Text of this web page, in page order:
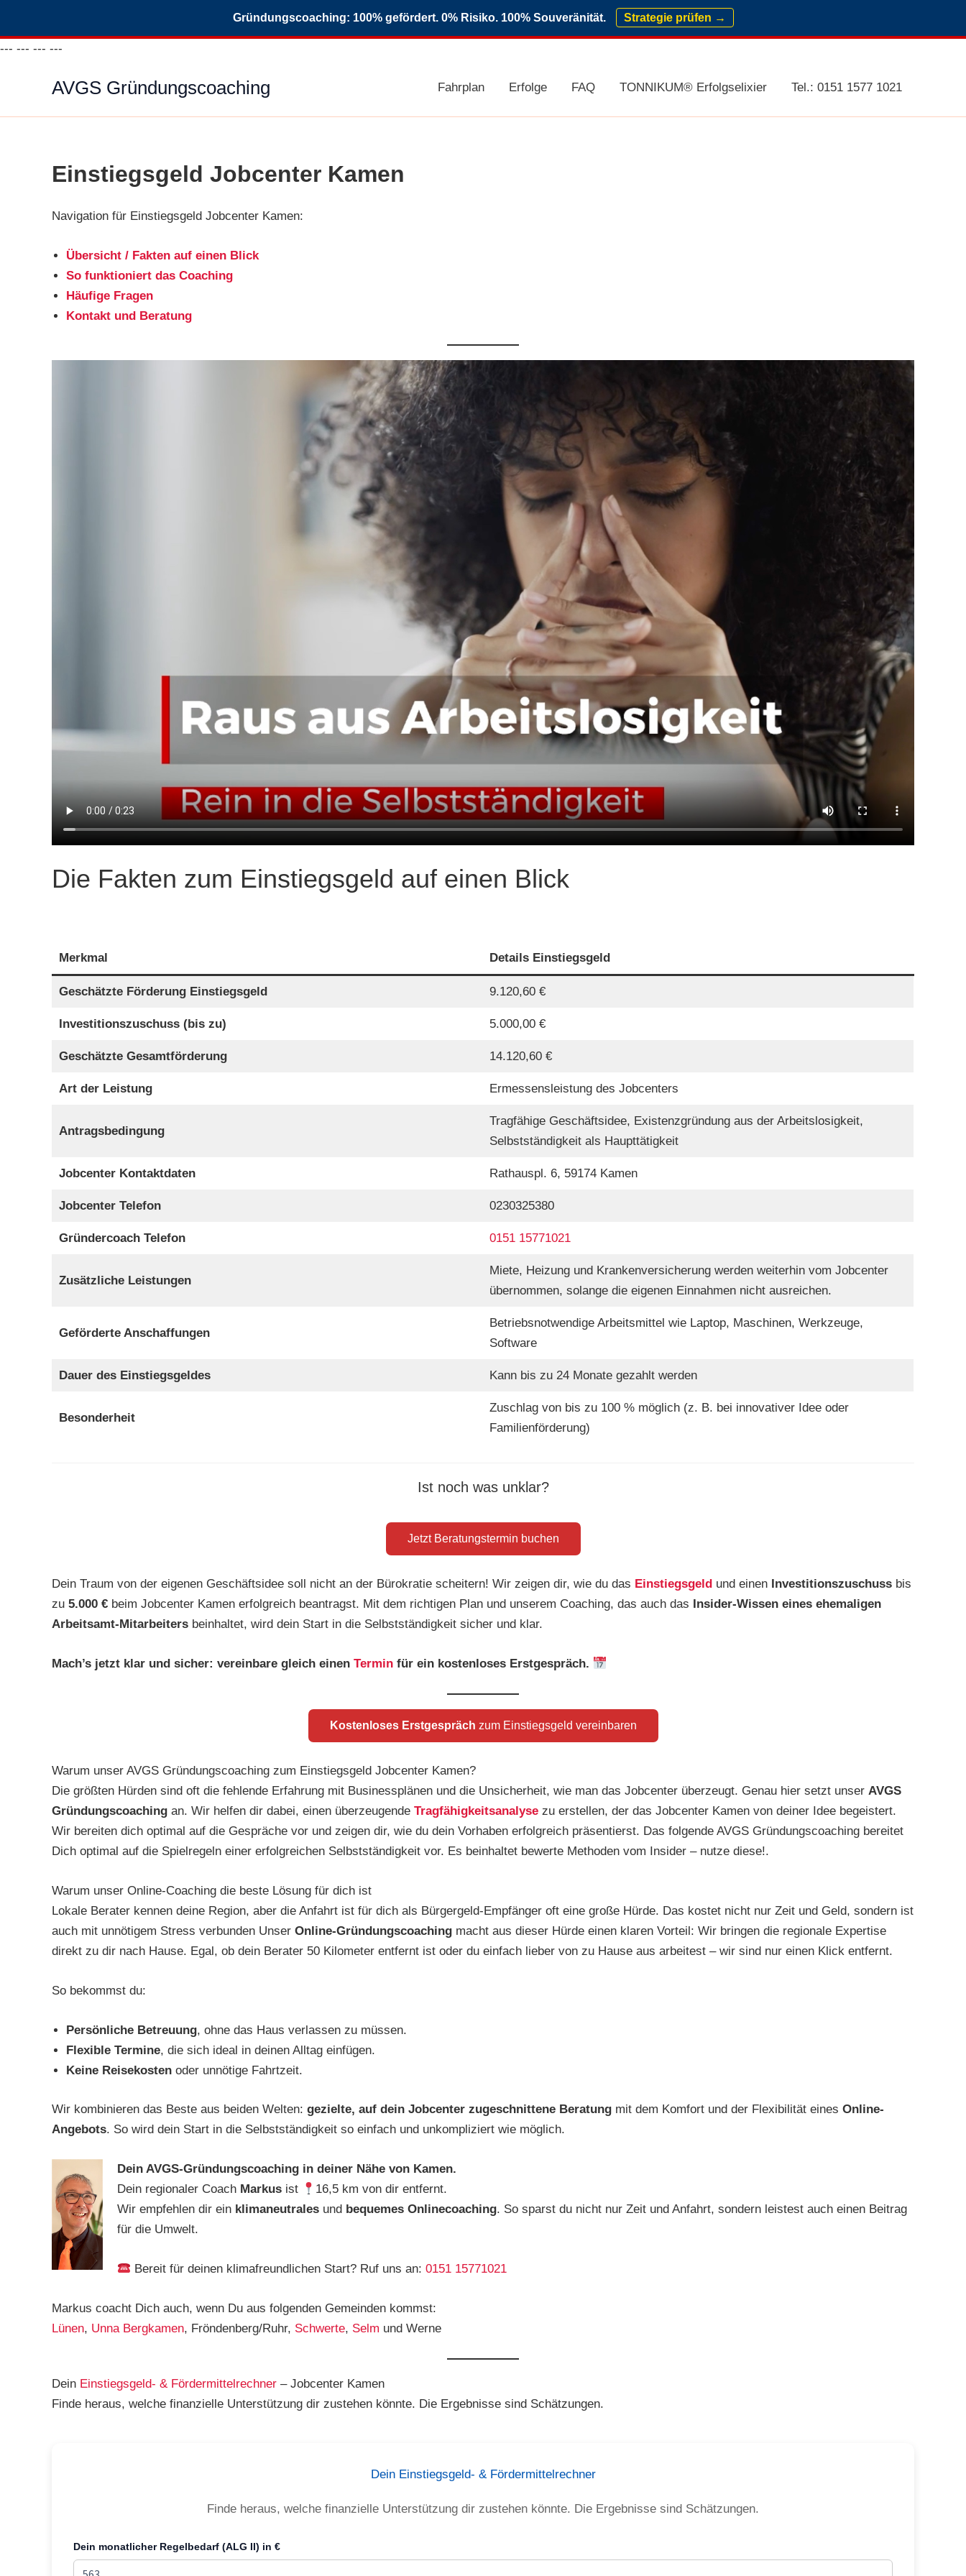
Gründungscoaching: 100% gefördert. 0% Risiko. 100% Souveränität. Strategie prüfen →
--- --- --- ---
springen
AVGS Gründungscoaching Fahrplan Erfolge FAQ TONNIKUM® Erfolgselixier Tel.: 0151 1577 1021
Einstiegsgeld Jobcenter Kamen
Navigation für Einstiegsgeld Jobcenter Kamen:
Übersicht / Fakten auf einen Blick
So funktioniert das Coaching
Häufige Fragen
Kontakt und Beratung
Die Fakten zum Einstiegsgeld auf einen Blick
Merkmal Details Einstiegsgeld
Geschätzte Förderung Einstiegsgeld 9.120,60 €
Investitionszuschuss (bis zu) 5.000,00 €
Geschätzte Gesamtförderung 14.120,60 €
Art der Leistung Ermessensleistung des Jobcenters
Antragsbedingung
Tragfähige Geschäftsidee, Existenzgründung aus der Arbeitslosigkeit,
Selbstständigkeit als Haupttätigkeit
Jobcenter Kontaktdaten Rathauspl. 6, 59174 Kamen
Jobcenter Telefon 0230325380
Gründercoach Telefon 0151 15771021
Zusätzliche Leistungen
Miete, Heizung und Krankenversicherung werden weiterhin vom Jobcenter
übernommen, solange die eigenen Einnahmen nicht ausreichen.
Geförderte Anschaffungen
Betriebsnotwendige Arbeitsmittel wie Laptop, Maschinen, Werkzeuge,
Software
Dauer des Einstiegsgeldes Kann bis zu 24 Monate gezahlt werden
Besonderheit
Zuschlag von bis zu 100 % möglich (z. B. bei innovativer Idee oder
Familienförderung)
Ist noch was unklar?
Jetzt Beratungstermin buchen
Dein Traum von der eigenen Geschäftsidee soll nicht an der Bürokratie scheitern! Wir zeigen dir, wie du das Einstiegsgeld und einen Investitionszuschuss bis
zu 5.000 € beim Jobcenter Kamen erfolgreich beantragst. Mit dem richtigen Plan und unserem Coaching, das auch das Insider-Wissen eines ehemaligen
Arbeitsamt-Mitarbeiters beinhaltet, wird dein Start in die Selbstständigkeit sicher und klar.
Mach’s jetzt klar und sicher: vereinbare gleich einen Termin für ein kostenloses Erstgespräch.
Kostenloses Erstgespräch zum Einstiegsgeld vereinbaren
Warum unser AVGS Gründungscoaching zum Einstiegsgeld Jobcenter Kamen?
Die größten Hürden sind oft die fehlende Erfahrung mit Businessplänen und die Unsicherheit, wie man das Jobcenter überzeugt. Genau hier setzt unser AVGS
Gründungscoaching an. Wir helfen dir dabei, einen überzeugende Tragfähigkeitsanalyse zu erstellen, der das Jobcenter Kamen von deiner Idee begeistert.
Wir bereiten dich optimal auf die Gespräche vor und zeigen dir, wie du dein Vorhaben erfolgreich präsentierst. Das folgende AVGS Gründungscoaching bereitet
Dich optimal auf die Spielregeln einer erfolgreichen Selbstständigkeit vor. Es beinhaltet bewerte Methoden vom Insider – nutze diese!.
Warum unser Online-Coaching die beste Lösung für dich ist
Lokale Berater kennen deine Region, aber die Anfahrt ist für dich als Bürgergeld-Empfänger oft eine große Hürde. Das kostet nicht nur Zeit und Geld, sondern ist
auch mit unnötigem Stress verbunden Unser Online-Gründungscoaching macht aus dieser Hürde einen klaren Vorteil: Wir bringen die regionale Expertise
direkt zu dir nach Hause. Egal, ob dein Berater 50 Kilometer entfernt ist oder du einfach lieber von zu Hause aus arbeitest – wir sind nur einen Klick entfernt.
So bekommst du:
Persönliche Betreuung, ohne das Haus verlassen zu müssen.
Flexible Termine, die sich ideal in deinen Alltag einfügen.
Keine Reisekosten oder unnötige Fahrtzeit.
Wir kombinieren das Beste aus beiden Welten: gezielte, auf dein Jobcenter zugeschnittene Beratung mit dem Komfort und der Flexibilität eines Online-
Angebots. So wird dein Start in die Selbstständigkeit so einfach und unkompliziert wie möglich.
Dein AVGS-Gründungscoaching in deiner Nähe von Kamen.
Dein regionaler Coach Markus ist
16,5 km von dir entfernt.
Wir empfehlen dir ein klimaneutrales und bequemes Onlinecoaching. So sparst du nicht nur Zeit und Anfahrt, sondern leistest auch einen Beitrag
für die Umwelt.
Bereit für deinen klimafreundlichen Start? Ruf uns an:0151 15771021
Markus coacht Dich auch, wenn Du aus folgenden Gemeinden kommst:
Lünen, Unna Bergkamen, Fröndenberg/Ruhr, Schwerte, Selm und Werne
Dein Einstiegsgeld- & Fördermittelrechner – Jobcenter Kamen
Finde heraus, welche finanzielle Unterstützung dir zustehen könnte. Die Ergebnisse sind Schätzungen.
Dein Einstiegsgeld- & Fördermittelrechner
Finde heraus, welche finanzielle Unterstützung dir zustehen könnte. Die Ergebnisse sind Schätzungen.
Dein monatlicher Regelbedarf (ALG II) in €